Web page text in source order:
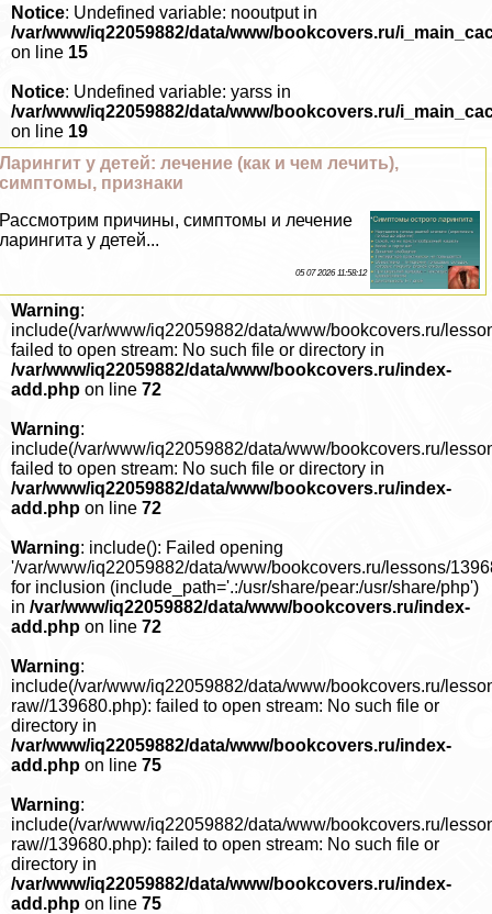
Notice: Undefined variable: nooutput in
/var/www/iq22059882/data/www/bookcovers.ru/
on line 15
Notice: Undefined variable: yarss in
/var/www/iq22059882/data/www/bookcovers.ru/
on line 19
Ларингит у детей: лечение (как и чем лечить),
симптомы, признаки
Рассмотрим причины, симптомы и лечение
ларингита у детей...
05 07 2026 11:58:12
Warning:
include(/var/www/iq22059882/data/www/bookcovers.ru/
failed to open stream: No such file or directory in
/var/www/iq22059882/data/www/bookcovers.ru/index-
add.php on line 72
Warning:
include(/var/www/iq22059882/data/www/bookcovers.ru/
failed to open stream: No such file or directory in
/var/www/iq22059882/data/www/bookcovers.ru/index-
add.php on line 72
Warning: include(): Failed opening
'/var/www/iq22059882/data/www/bookcovers.ru/lessons/
for inclusion (include_path='.:/usr/share/pear:/usr/share/php')
in /var/www/iq22059882/data/www/bookcovers.ru/index-
add.php on line 72
Warning:
include(/var/www/iq22059882/data/www/bookcovers.ru/
raw//139680.php): failed to open stream: No such file or
directory in
/var/www/iq22059882/data/www/bookcovers.ru/index-
add.php on line 75
Warning:
include(/var/www/iq22059882/data/www/bookcovers.ru/
raw//139680.php): failed to open stream: No such file or
directory in
/var/www/iq22059882/data/www/bookcovers.ru/index-
add.php on line 75